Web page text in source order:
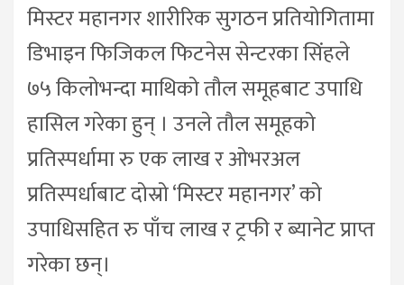
मिस्टर महानगर शारीरिक सुगठन प्रतियोगितामा
डिभाइन फिजिकल फिटनेस सेन्टरका सिंहले
७५ किलोभन्दा माथिको तौल समूहबाट उपाधि
हासिल गरेका हुन् । उनले तौल समूहको
प्रतिस्पर्धामा रु एक लाख र ओभरअल
प्रतिस्पर्धाबाट दोस्रो ‘मिस्टर महानगर’ को
उपाधिसहित रु पाँच लाख र ट्रफी र ब्यानेट प्राप्त
गरेका छन्।